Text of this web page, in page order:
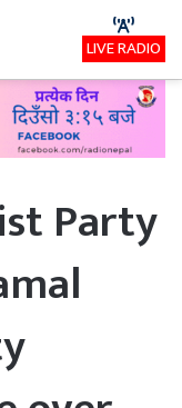
LIVE RADIO
Party